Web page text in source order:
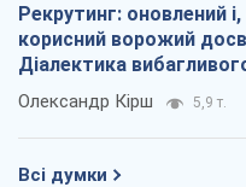
Рекрутинг: оновлений
корисний ворожий
Діалектика
Олександр Кірш 5,9 т.
Всі думки